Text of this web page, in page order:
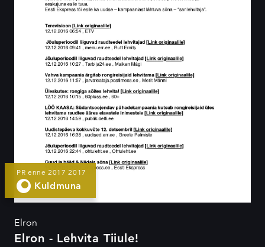
PR enne 2017 2017
Kuldmuna
Elron
Elron - Lehvita Tiiule!